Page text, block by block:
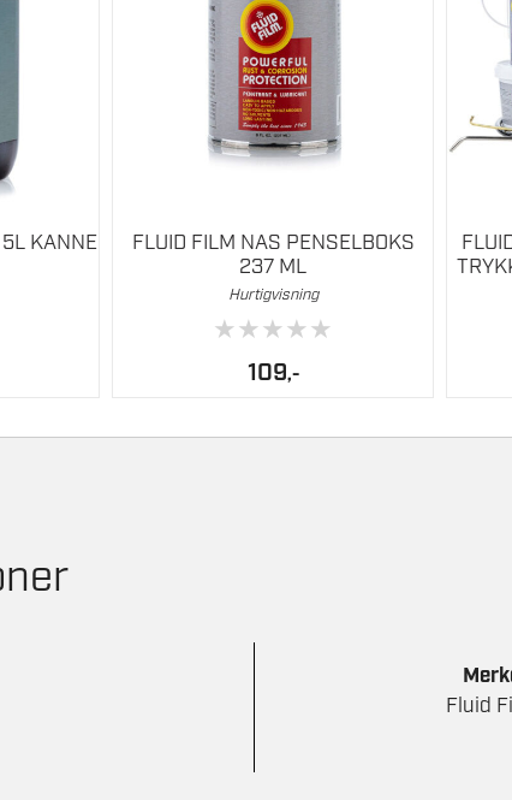
KANNE
FLUID FILM NAS PENSELBOKS
237 ML
Hurtigvisning
★★★★★
109,-
Fluid